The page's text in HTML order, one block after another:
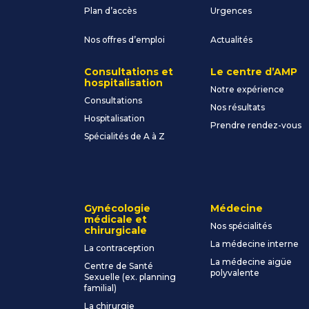
Plan d’accès Urgences
Nos offres d’emploi Actualités
Consultations et
hospitalisation
Consultations
Hospitalisation
Spécialités de A à Z
Le centre d’AMP
Notre expérience
Nos résultats
Prendre rendez-vous
Gynécologie
médicale et
chirurgicale
La contraception
Centre de Santé
Sexuelle (ex. planning
familial)
La chirurgie
Médecine
Nos spécialités
La médecine interne
La médecine aigüe
polyvalente